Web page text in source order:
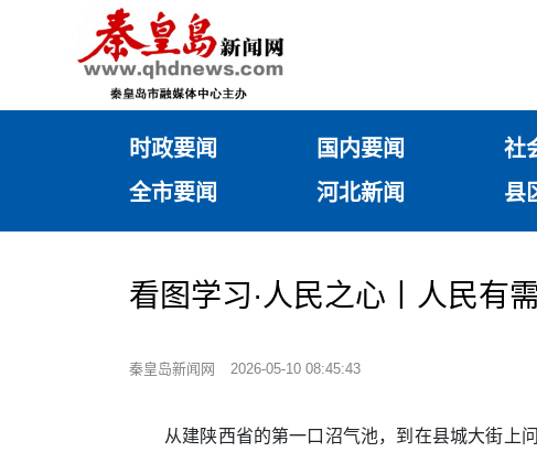
时政要闻 国内要闻 社
全市要闻
河北新闻 县
看图学习·人民之心丨人民有
秦皇岛新闻网 2026-05-10 08:45:43
从建陕西省的第一口沼气池，到在县城大街上